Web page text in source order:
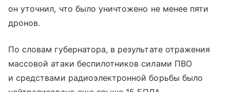
он уточнил, что было уничтожено не менее пяти
дронов.
По словам губернатора, в результате отражения
массовой атаки беспилотников силами ПВО
и средствами радиоэлектронной борьбы было